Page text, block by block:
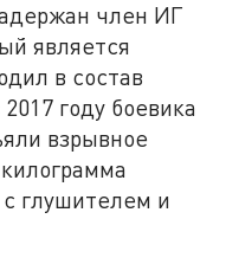
член ИГ
является
в состав
году боевика
взрывное
глушителем и